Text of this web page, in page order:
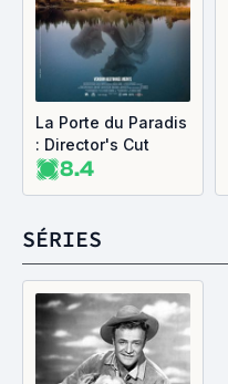
La Porte du Paradis
: Director's Cut
8.4
SÉRIES